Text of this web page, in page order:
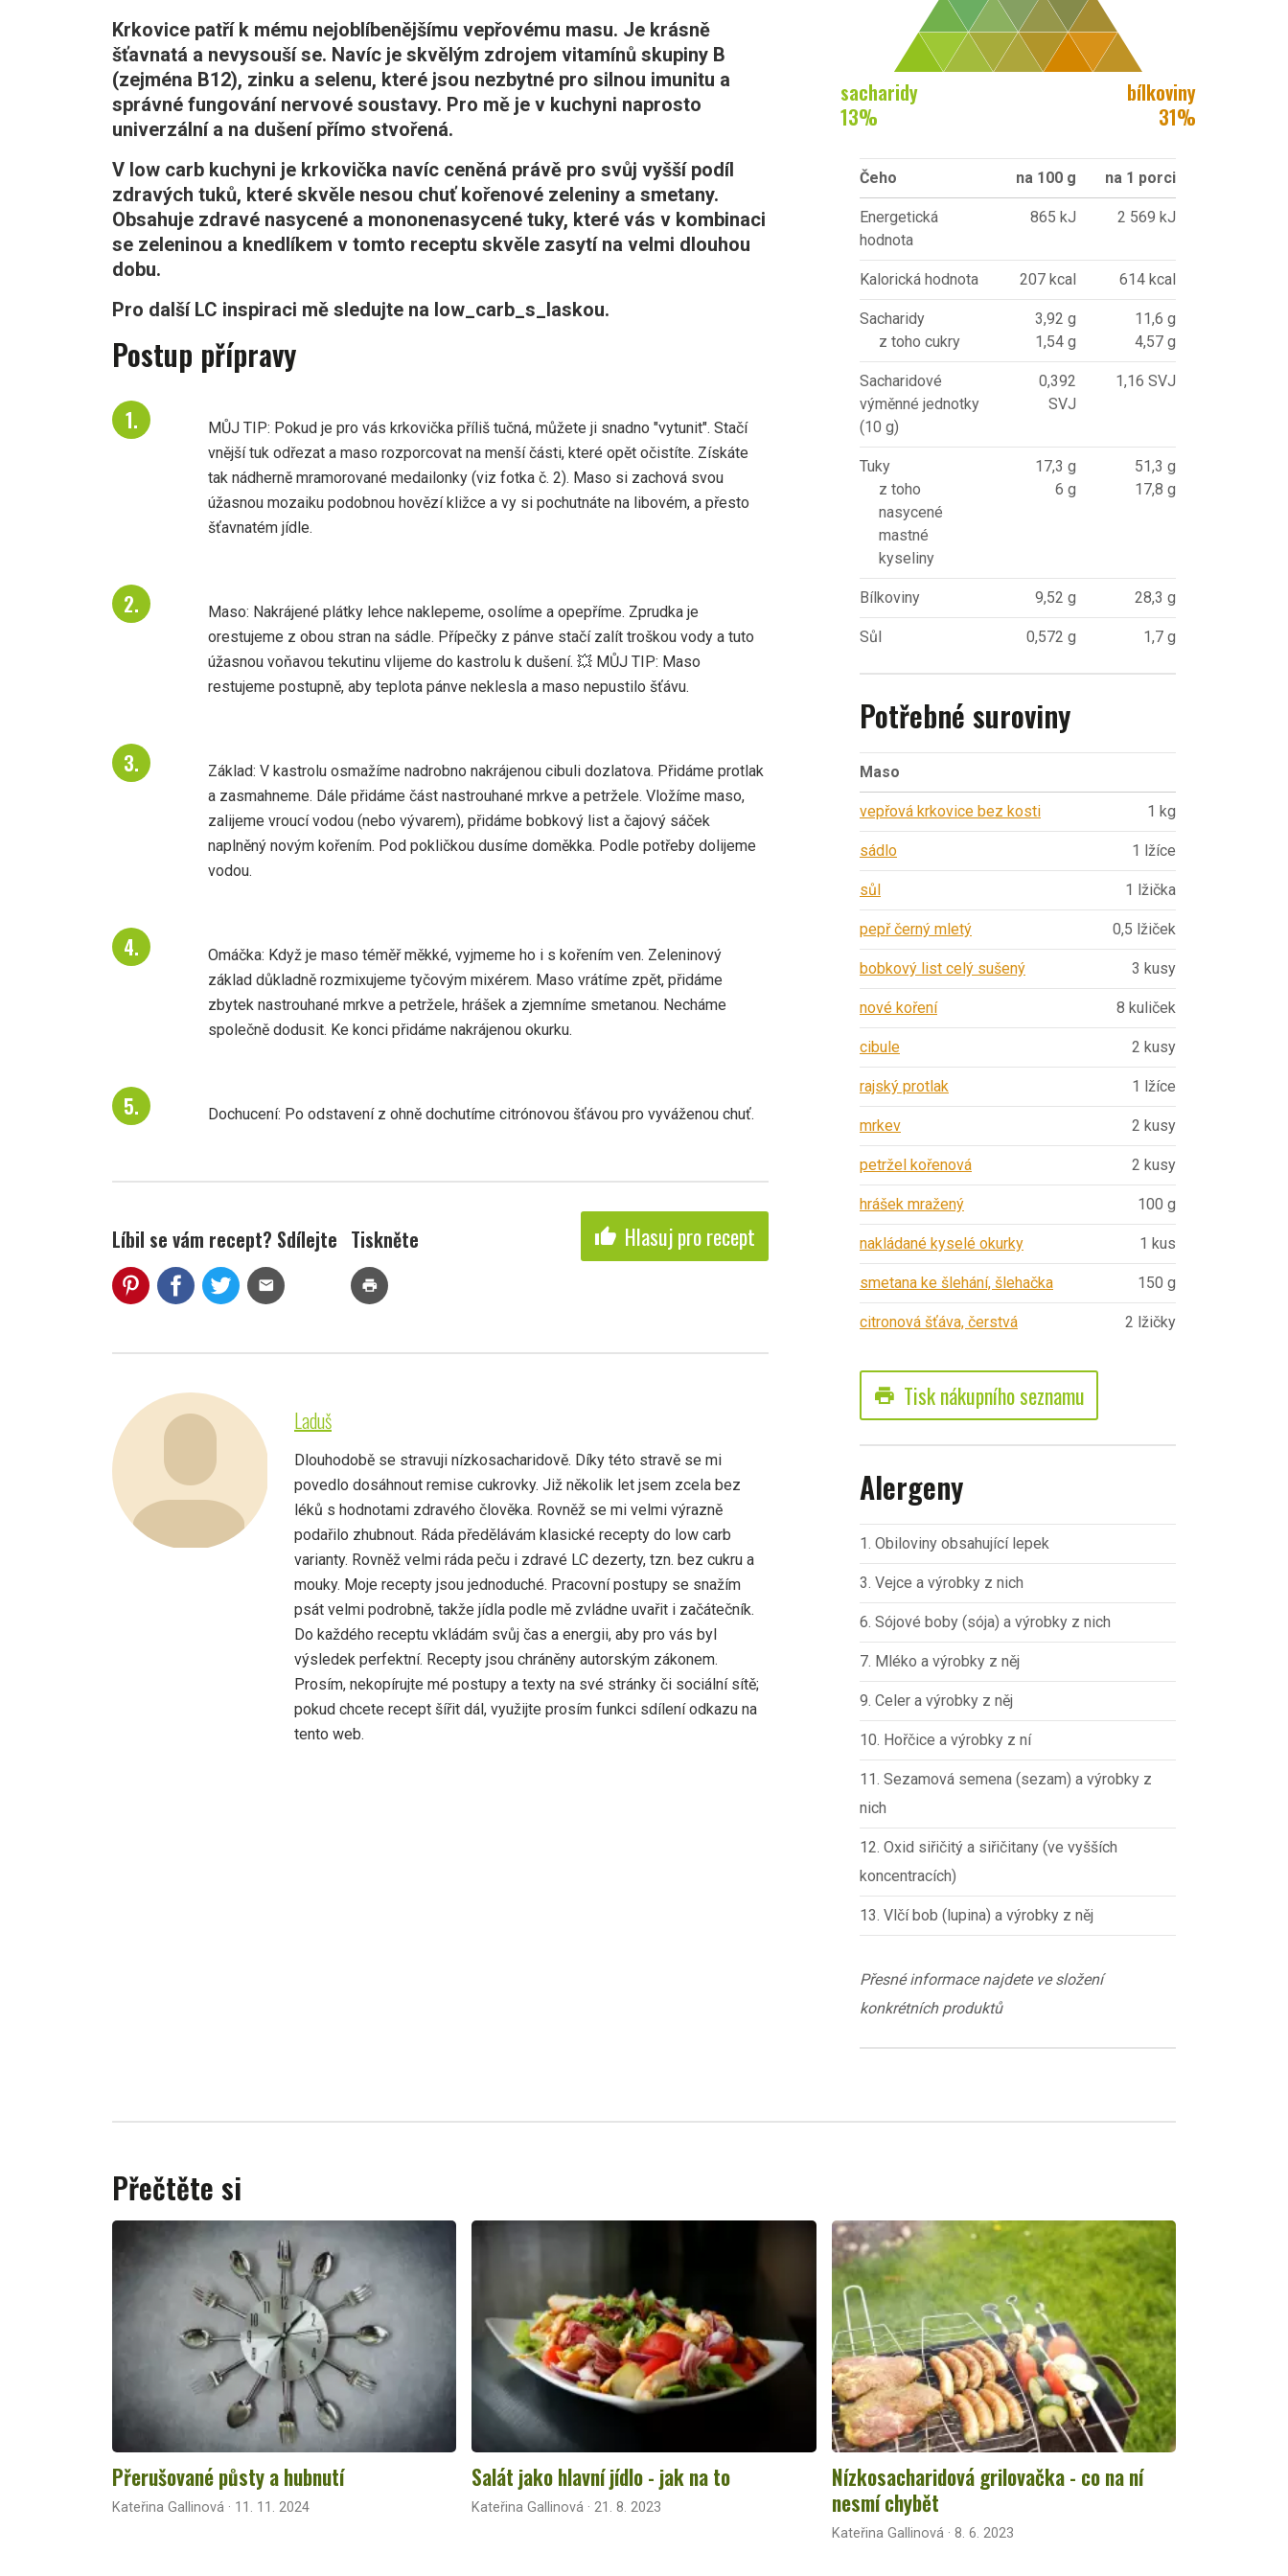
Krkovice patří k mému nejoblíbenějšímu vepřovému masu. Je krásně
šťavnatá a nevysouší se. Navíc je skvělým zdrojem vitamínů skupiny B
(zejména B12), zinku a selenu, které jsou nezbytné pro silnou imunitu a
správné fungování nervové soustavy. Pro mě je v kuchyni naprosto
univerzální a na dušení přímo stvořená.
V low carb kuchyni je krkovička navíc ceněná právě pro svůj vyšší podíl
zdravých tuků, které skvěle nesou chuť kořenové zeleniny a smetany.
Obsahuje zdravé nasycené a mononenasycené tuky, které vás v kombinaci
se zeleninou a knedlíkem v tomto receptu skvěle zasytí na velmi dlouhou
dobu.
Pro další LC inspiraci mě sledujte na low_carb_s_laskou.
Postup přípravy
MŮJ TIP: Pokud je pro vás krkovička příliš tučná, můžete ji snadno "vytunit". Stačí
vnější tuk odřezat a maso rozporcovat na menší části, které opět očistíte. Získáte
tak nádherně mramorované medailonky (viz fotka č. 2). Maso si zachová svou
úžasnou mozaiku podobnou hovězí kližce a vy si pochutnáte na libovém, a přesto
šťavnatém jídle.
Maso: Nakrájené plátky lehce naklepeme, osolíme a opepříme. Zprudka je
orestujeme z obou stran na sádle. Přípečky z pánve stačí zalít troškou vody a tuto
úžasnou voňavou tekutinu vlijeme do kastrolu k dušení. 💥 MŮJ TIP: Maso
restujeme postupně, aby teplota pánve neklesla a maso nepustilo šťávu.
Základ: V kastrolu osmažíme nadrobno nakrájenou cibuli dozlatova. Přidáme protlak
a zasmahneme. Dále přidáme část nastrouhané mrkve a petržele. Vložíme maso,
zalijeme vroucí vodou (nebo vývarem), přidáme bobkový list a čajový sáček
naplněný novým kořením. Pod pokličkou dusíme doměkka. Podle potřeby dolijeme
vodou.
Omáčka: Když je maso téměř měkké, vyjmeme ho i s kořením ven. Zeleninový
základ důkladně rozmixujeme tyčovým mixérem. Maso vrátíme zpět, přidáme
zbytek nastrouhané mrkve a petržele, hrášek a zjemníme smetanou. Necháme
společně dodusit. Ke konci přidáme nakrájenou okurku.
Dochucení: Po odstavení z ohně dochutíme citrónovou šťávou pro vyváženou chuť.
Líbil se vám recept? Sdílejte
mail
Tiskněte
print
thumb_up Hlasuj pro recept
Laduš
Dlouhodobě se stravuji nízkosacharidově. Díky této stravě se mi
povedlo dosáhnout remise cukrovky. Již několik let jsem zcela bez
léků s hodnotami zdravého člověka. Rovněž se mi velmi výrazně
podařilo zhubnout. Ráda předělávám klasické recepty do low carb
varianty. Rovněž velmi ráda peču i zdravé LC dezerty, tzn. bez cukru a
mouky. Moje recepty jsou jednoduché. Pracovní postupy se snažím
psát velmi podrobně, takže jídla podle mě zvládne uvařit i začátečník.
Do každého receptu vkládám svůj čas a energii, aby pro vás byl
výsledek perfektní. Recepty jsou chráněny autorským zákonem.
Prosím, nekopírujte mé postupy a texty na své stránky či sociální sítě;
pokud chcete recept šířit dál, využijte prosím funkci sdílení odkazu na
tento web.
sacharidy
13%
bílkoviny
31%
Čeho na 100 g na 1 porci
Energetická
hodnota
865 kJ 2 569 kJ
Kalorická hodnota 207 kcal 614 kcal
Sacharidy
z toho cukry
3,92 g
1,54 g
11,6 g
4,57 g
Sacharidové
výměnné jednotky
(10 g)
0,392
SVJ
1,16 SVJ
Tuky
z toho
nasycené
mastné
kyseliny
17,3 g
6 g
51,3 g
17,8 g
Bílkoviny 9,52 g 28,3 g
Sůl 0,572 g 1,7 g
Potřebné suroviny
Maso
vepřová krkovice bez kosti 1 kg
sádlo 1 lžíce
sůl 1 lžička
pepř černý mletý 0,5 lžiček
bobkový list celý sušený 3 kusy
nové koření 8 kuliček
cibule 2 kusy
rajský protlak 1 lžíce
mrkev 2 kusy
petržel kořenová 2 kusy
hrášek mražený 100 g
nakládané kyselé okurky 1 kus
smetana ke šlehání, šlehačka 150 g
citronová šťáva, čerstvá 2 lžičky
print Tisk nákupního seznamu
Alergeny
1. Obiloviny obsahující lepek
3. Vejce a výrobky z nich
6. Sójové boby (sója) a výrobky z nich
7. Mléko a výrobky z něj
9. Celer a výrobky z něj
10. Hořčice a výrobky z ní
11. Sezamová semena (sezam) a výrobky z
nich
12. Oxid siřičitý a siřičitany (ve vyšších
koncentracích)
13. Vlčí bob (lupina) a výrobky z něj
Přesné informace najdete ve složení
konkrétních produktů
Přečtěte si
Přerušované půsty a hubnutí
Kateřina Gallinová · 11. 11. 2024
Salát jako hlavní jídlo - jak na to
Kateřina Gallinová · 21. 8. 2023
Nízkosacharidová grilovačka - co na ní
nesmí chybět
Kateřina Gallinová · 8. 6. 2023